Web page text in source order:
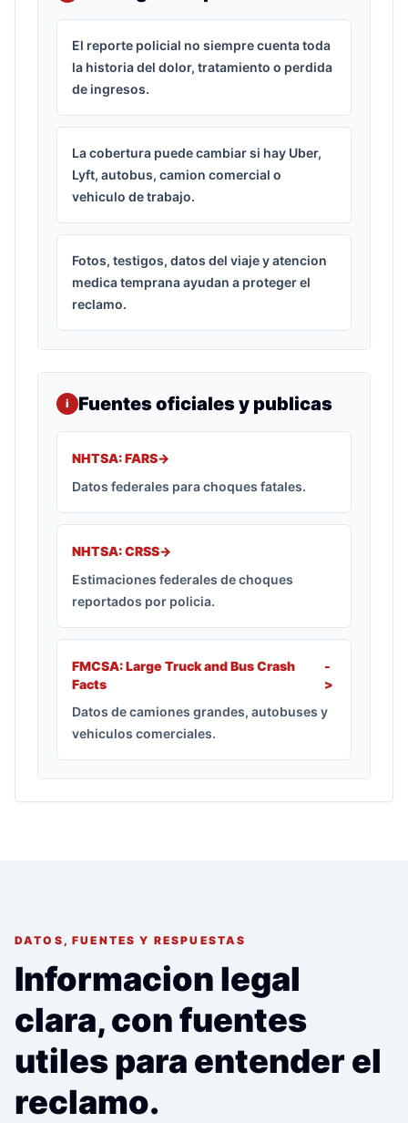
El reporte policial no siempre cuenta toda
la historia del dolor, tratamiento o perdida
de ingresos.
La cobertura puede cambiar si hay Uber,
Lyft, autobus, camion comercial o
vehiculo de trabajo.
Fotos, testigos, datos del viaje y atencion
medica temprana ayudan a proteger el
reclamo.
i Fuentes oficiales y publicas
NHTSA: FARS->
Datos federales para choques fatales.
NHTSA: CRSS->
Estimaciones federales de choques
reportados por policia.
FMCSA: Large Truck and Bus Crash
Facts
-
>
Datos de camiones grandes, autobuses y
vehiculos comerciales.
DATOS, FUENTES Y RESPUESTAS
Informacion legal
clara, con fuentes
utiles para entender el
reclamo.